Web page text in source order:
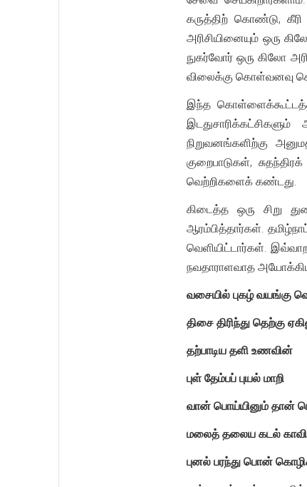
கருத்திற் கொண்டு, கீரி
அரிசியினையும் ஒரு
நுகர்வோர் ஒரு கிலோ
விலைக்கு கொள்வனவு
இந்த
நிறுவனங்களிற்கு
குறைபாடுகள்,
வெற்றிகளைக் கண்டது.
கிடைத்த ஒரு சிறு
ஆரம்பித்தார்கள்.
வெளியிட்டார்கள்.
நவதாராளவாத
வசையில் புகழ் வயங்கு
திசை திரிந்து தெற்கு
தற்பாடிய தளி உணவின்
புள் தேம்பப் புயல் மாறி
வான் பொய்யினும் தான்
மலைத் தலைய கடல்
புனல் பரந்து பொன்